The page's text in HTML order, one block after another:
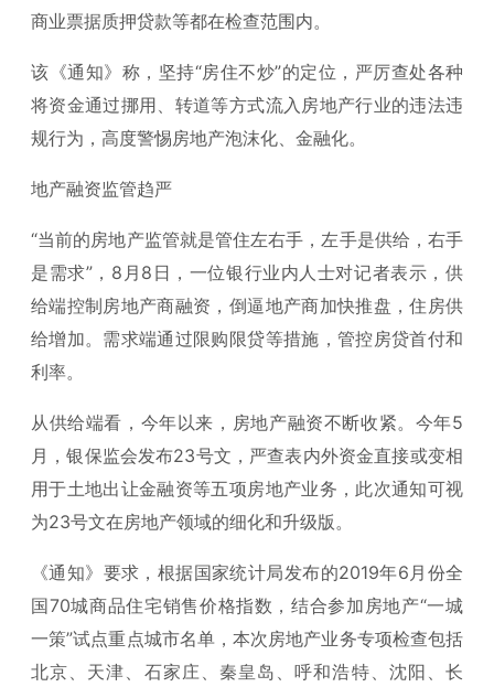
商业票据质押贷款等都在检查范围内。
该《通知》称，坚持“房住不炒”的定位，严厉查处各种
将资金通过挪用、转道等方式流入房地产行业的违法违
规行为，高度警惕房地产泡沫化、金融化。
地产融资监管趋严
“当前的房地产监管就是管住左右手，左手是供给，右手
是需求”，8月8日，一位银行业内人士对记者表示，供
给端控制房地产商融资，倒逼地产商加快推盘，住房供
给增加。需求端通过限购限贷等措施，管控房贷首付和
利率。
从供给端看，今年以来，房地产融资不断收紧。今年5
月，银保监会发布23号文，严查表内外资金直接或变相
用于土地出让金融资等五项房地产业务，此次通知可视
为23号文在房地产领域的细化和升级版。
《通知》要求，根据国家统计局发布的2019年6月份全
国70城商品住宅销售价格指数，结合参加房地产“一城
一策”试点重点城市名单，本次房地产业务专项检查包括
北京、天津、石家庄、秦皇岛、呼和浩特、沈阳、长